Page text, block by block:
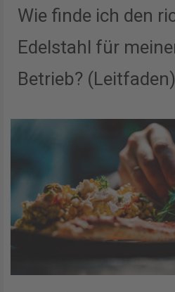
Wie finde ich den
Edelstahl für
Betrieb? (Leitfaden)